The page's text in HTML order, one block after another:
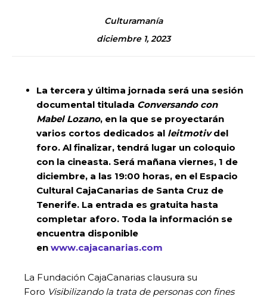
Culturamanía
diciembre 1, 2023
La tercera y última jornada será una sesión
documental titulada Conversando con
Mabel Lozano, en la que se proyectarán
varios cortos dedicados al leitmotivdel
foro. Al finalizar, tendrá lugar un coloquio
con la cineasta. Será mañana viernes, 1 de
diciembre, a las 19:00 horas, en el Espacio
Cultural CajaCanarias de Santa Cruz de
Tenerife. La entrada es gratuita hasta
completar aforo. Toda la información se
encuentra disponible
en www.cajacanarias.com
La Fundación CajaCanarias clausura su
Foro Visibilizando la trata de personas con fines